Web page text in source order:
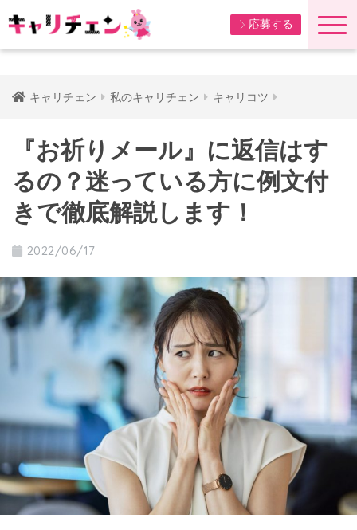
応募する
キャリチェン 私のキャリチェン キャリコツ
『お祈りメール』に返信はす
るの？迷っている方に例文付
きで徹底解説します！
2022/06/17